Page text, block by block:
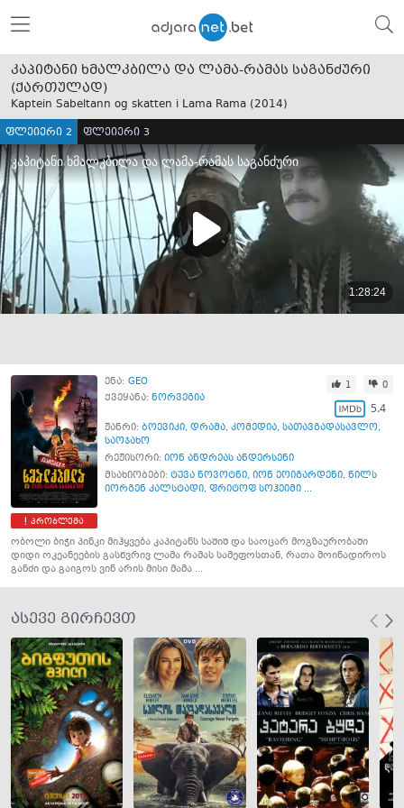
კაპიტანი ხმალკბილა და ლამა-რამას საგანძური
(ქართულად)
Kaptein Sabeltann og skatten i Lama Rama (2014)
ფლეიერი 2 ფლეიერი 3
პრობლემა
ენა: GEO
ქვეყანა: ნორვეგია
1 0
5.4
ჟანრი: ბოევიკი, დრამა, კომედია, სათავგადასავლო,
საოჯახო
რეჟისორი: იონ ანდრეას ანდერსენი
მსახიობები: ტუვა ნოვოტნი, იონ ეოიგარდენი, ნილს
იორგენ კალსტადი, ფრიტოფ სოჰეიმი ...
ობოლი ბიჭი პინკი მიჰყვება კაპიტანს საშიშ და საოცარ მოგზაურობაში
დიდი ოკეანეების გასწვრივ ლამა რამას სამეფოსთან, რათა მოინადიროს
განძი და გაიგოს ვინ არის მისი მამა ...
ასევე გირჩევთ